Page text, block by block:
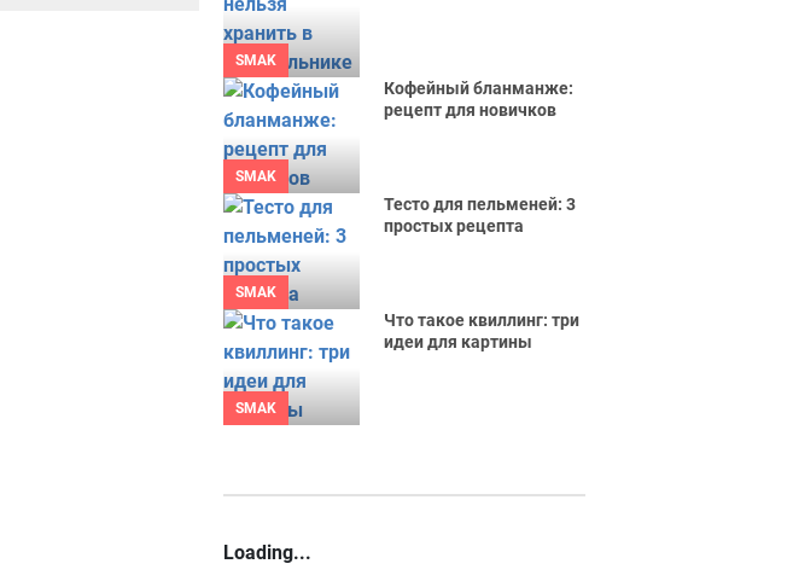
SMAK
SMAK
Кофейный бланманже:
рецепт для новичков
SMAK
Тесто для пельменей: 3
простых рецепта
SMAK
Что такое квиллинг: три
идеи для картины
Loading...